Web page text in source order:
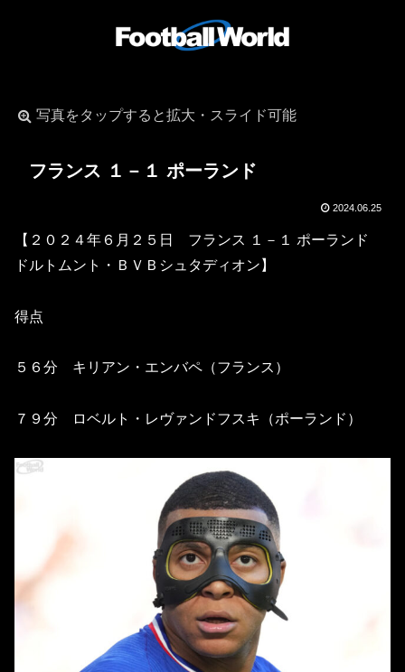
写真をタップすると拡大・スライド可能
フランス １－１ ポーランド
2024.06.25
【２０２４年６月２５日 フランス １－１ ポーランド
ドルトムント・ＢＶＢシュタディオン】
得点
５６分 キリアン・エンバペ（フランス）
７９分 ロベルト・レヴァンドフスキ（ポーランド）